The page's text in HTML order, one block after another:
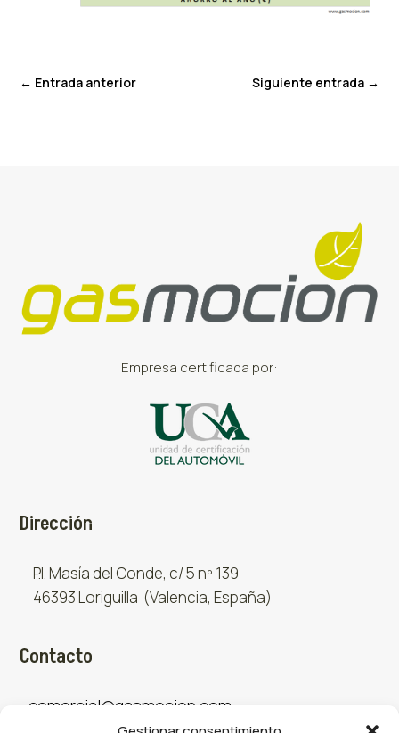
← Entrada anterior Siguiente entrada→
Empresa certificada por:
Dirección
P.I. Masía del Conde, c/ 5 nº 139
46393 Loriguilla (Valencia, España)
Contacto
comercial@gasmocion.com